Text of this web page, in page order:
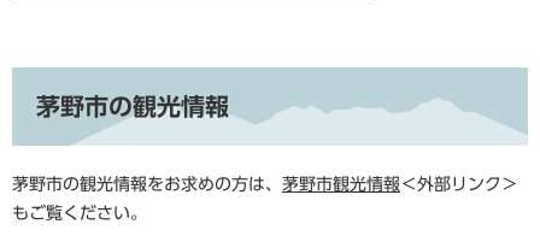
茅野市の観光情報
茅野市の観光情報をお求めの方は、 茅野市観光情報 ＜外部リンク＞
もご覧ください。